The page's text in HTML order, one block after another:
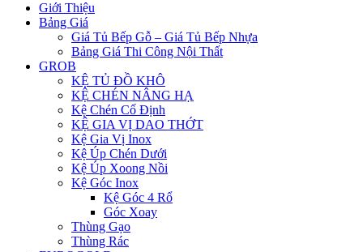
Giới Thiệu
Bảng Giá
Giá Tủ Bếp Gỗ – Giá Tủ Bếp Nhựa
Bảng Giá Thi Công Nội Thất
GROB
KỆ TỦ ĐỒ KHÔ
KỆ CHÉN NÂNG HẠ
Kệ Chén Cố Định
KỆ GIA VỊ DAO THỚT
Kệ Gia Vị Inox
Kệ Úp Chén Dưới
Kệ Úp Xoong Nồi
Kệ Góc Inox
Kệ Góc 4 Rổ
Góc Xoay
Thùng Gạo
Thùng Rác